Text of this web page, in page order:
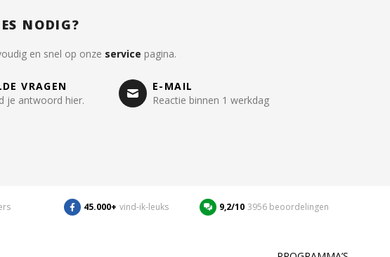
NODIG?
en snel op onze service pagina.
VRAGEN
je antwoord hier.
E-MAIL
Reactie binnen 1 werkdag
45.000+ vind-ik-leuks 9,2/10 3956 beoordelingen